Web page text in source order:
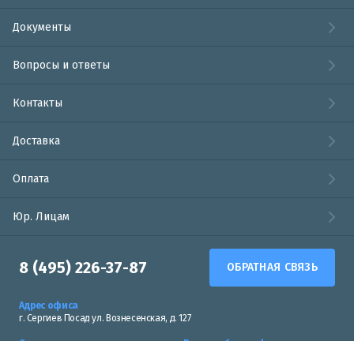
Документы
Вопросы и ответы
Контакты
Доставка
Оплата
Юр. Лицам
8 (495) 226-37-87 ОБРАТНАЯ СВЯЗЬ
Адрес офиса
г. Сергиев Посад ул. Вознесенская, д. 127